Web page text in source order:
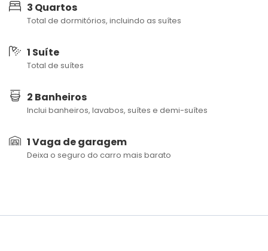
3 Quartos
Total de dormitórios, incluindo as suítes
1 Suíte
Total de suítes
2 Banheiros
Inclui banheiros, lavabos, suítes e demi-suítes
1 Vaga de garagem
Deixa o seguro do carro mais barato